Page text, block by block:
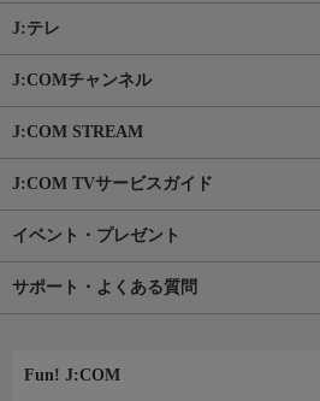
J:テレ
J:COMチャンネル
J:COM STREAM
J:COM TVサービスガイド
イベント・プレゼント
サポート・よくある質問
Fun! J:COM